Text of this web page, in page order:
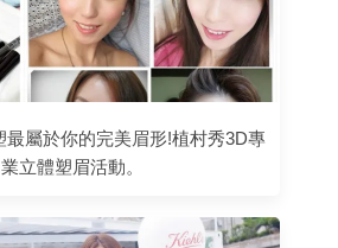
最屬於你的完美眉形!植村秀3D專
業立體塑眉活動。